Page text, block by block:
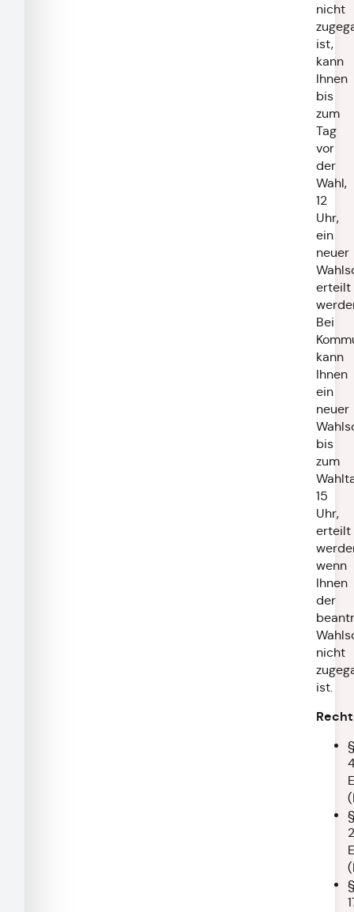
nicht
ist,
kann
Ihnen
bis
zum
Tag
vor
der
Wahl,
12
Uhr,
ein
neuer
erteilt
Bei
kann
Ihnen
ein
neuer
bis
zum
15
Uhr,
erteilt
wenn
Ihnen
der
nicht
ist.
§
§
§